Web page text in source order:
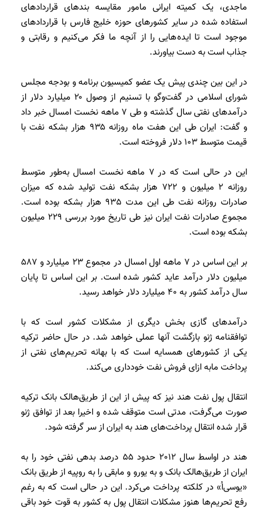
ماجدی، یک کمیته ایرانی مامور مقایسه بندهای قراردادهای
استفاده شده در سایر کشورهای حوزه خلیج فارس با قراردادهای
موجود است تا ایده‌هایی را از آنچه ما فکر می‌کنیم و رقابتی و
جذاب است به دست بیاورند.
در این بین چندی پیش یک عضو کمیسیون برنامه و بودجه مجلس
شورای اسلامی در گفت‌وگو با تسنیم از وصول ۲۰ میلیارد دلار از
درآمدهای نفتی سال گذشته و طی ۷ ماهه نخست امسال خبر داد
و گفت: ایران طی این هفت ماه روزانه ۹۳۵ هزار بشکه نفت با
قیمت متوسط ۱۰۳ دلار فروخته است.
این در حالی است که در 7 ماهه نخست امسال به‌طور متوسط
روزانه 2 میلیون و 722 هزار بشکه نفت تولید شده که میزان
صادرات روزانه نفت طی این مدت 935 هزار بشکه بوده است.
مجموع صادرات نفت ایران نیز طی تاریخ مورد بررسی 229 میلیون
بشکه بوده است.
بر این اساس در 7 ماهه اول امسال در مجموع 23 میلیارد و 587
میلیون دلار درآمد عاید کشور شده است. بر این اساس تا پایان
سال درآمد کشور به 40 میلیارد دلار خواهد رسيد.
درآمدهای گازی بخش دیگری از مشکلات کشور است که با
توافقنامه ژنو بازگشت آنها عملی خواهد شد. در حال حاضر ترکیه
یکی از کشورهای همسایه است که با بهانه تحریم‌های نفتی از
پرداخت مابه ازای فروش نفت خودداری می‌کند.
انتقال پول نفت هند نیز که پیش از این از طریق‌هالک بانک ترکیه
صورت می‌گرفت، مدتی است متوقف شده و اخیرا بعد از توافق ژنو
قرار شده انتقال پرداخت‌های هند به ایران از سر گرفته شود.
هند در اواسط سال 2012 حدود 55 درصد بدهی نفتی خود را به
ایران از طریق‌هالک بانک و به یورو و مابقی را به روپیه از طریق بانک
«یو‌سی‌اُ» در کلکته پرداخت می‌کرد. این در حالی است که به رغم
رفع تحریم‌ها هنوز مشکلات انتقال پول به کشور به قوت خود باقی